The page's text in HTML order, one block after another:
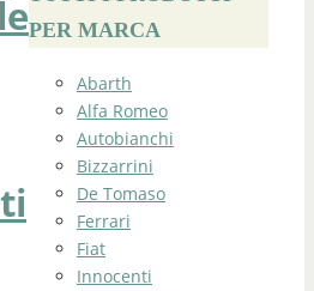
PER MARCA
Abarth
Alfa Romeo
Autobianchi
Bizzarrini
De Tomaso
Ferrari
Fiat
Innocenti